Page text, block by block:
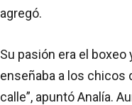
agregó.
Su pasión era el boxeo
enseñaba a los chicos
calle”, apuntó Analía.